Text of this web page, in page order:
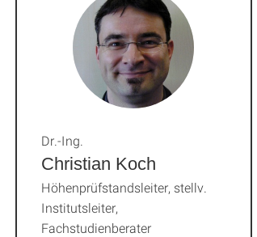
Christian Koch
Dr.-Ing.
Höhenprüfstandsleiter, stellv.
Institutsleiter,
Fachstudienberater